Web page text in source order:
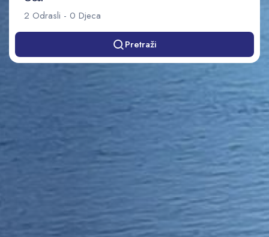
2 Odrasli - 0 Djeca
Pretraži